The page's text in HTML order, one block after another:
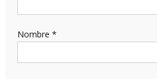
Nombre *